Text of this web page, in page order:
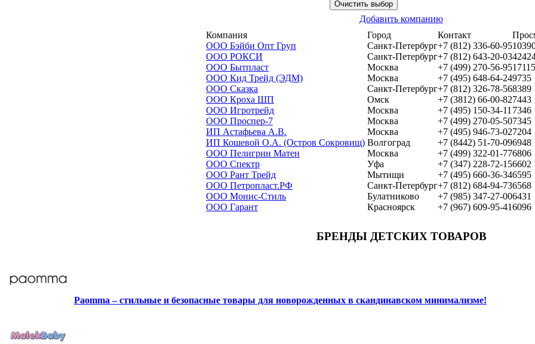
Добавить компанию
Компания
Город Контакт
ООО Бэйби Опт Груп
Санкт-Петербург+7 (812) 336-60-95
ООО РОКСИ
Санкт-Петербург+7 (812) 643-20-03
ООО Бытпласт
Москва +7 (499) 270-56-9517115
ООО Кид Трейд (ЭДМ)
Москва +7 (495) 648-64-249735
ООО Сказка
Санкт-Петербург+7 (812) 326-78-568389
ООО Кроха ШП
Омск +7 (3812) 66-00-827443
ООО Игротрейд
Москва +7 (495) 150-34-11 7346
ООО Проспер-7
Москва +7 (499) 270-05-507345
ИП Астафьева А.В.
Москва +7 (495) 946-73-027204
ИП Кошевой О.А. (Остров Сокровищ) Волгоград +7 (8442) 51-70-096948
ООО Пелигрин Матен
Москва +7 (499) 322-01-776806
ООО Спектр
Уфа +7 (347) 228-72-156602
ООО Рант Трейд
Мытищи +7 (495) 660-36-346595
ООО Петропласт.РФ
Санкт-Петербург+7 (812) 684-94-736568
ООО Монис-Стиль
Булатниково +7 (985) 347-27-006431
ООО Гарант
Красноярск +7 (967) 609-95-416096
БРЕНДЫ ДЕТСКИХ ТОВАРОВ
Paomma – стильные и безопасные товары для новорожденных в скандинавском минимализме!